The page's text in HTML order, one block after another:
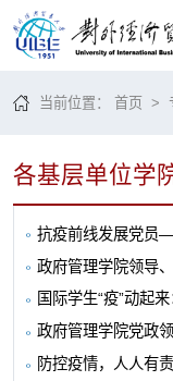
当前位置：首页 >
各基层单位学
抗疫前线发展党员
政府管理学院领导
国际学生“疫”动起
政府管理学院党政
防控疫情，人人有